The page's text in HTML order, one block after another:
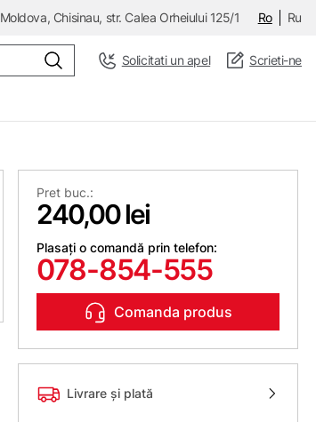
Moldova, Chisinau, str. Calea Orheiului 125/1 Ro Ru
Solicitati un apel Scrieti-ne
Pret buc.:
240,00 lei
Plasați o comandă prin telefon:
078-854-555
Comanda produs
Livrare și plată